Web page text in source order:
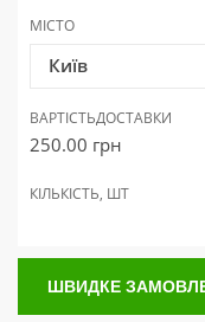
МІСТО
Київ
ВАРТІСТЬДОСТАВКИ
250.00 грн
КІЛЬКІСТЬ, ШТ
ШВИДКЕ